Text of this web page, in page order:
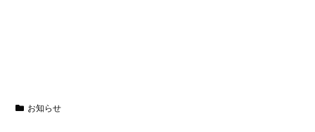
お知らせ